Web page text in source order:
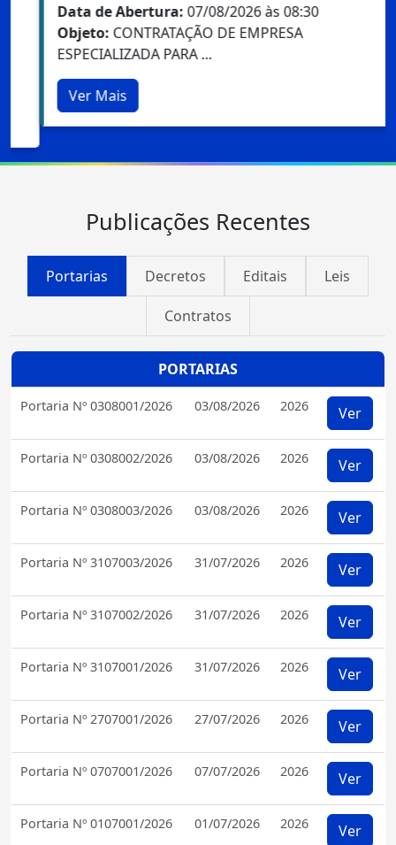
Data de Abertura:07/08/2026 às 08:30
Objeto:CONTRATAÇÃO DE EMPRESA
ESPECIALIZADA PARA ...
Ver Mais
Portarias Decretos Editais Leis
Contratos
PORTARIAS
Portaria Nº 0308001/2026 03/08/2026 2026 Ver
Portaria Nº 0308002/2026 03/08/2026 2026 Ver
Portaria Nº 0308003/2026 03/08/2026 2026 Ver
Portaria Nº 3107003/2026 31/07/2026 2026 Ver
Portaria Nº 3107002/2026 31/07/2026 2026 Ver
Portaria Nº 3107001/2026 31/07/2026 2026 Ver
Portaria Nº 2707001/2026 27/07/2026 2026 Ver
Portaria Nº 0707001/2026 07/07/2026 2026 Ver
Portaria Nº 0107001/2026 01/07/2026 2026 Ver